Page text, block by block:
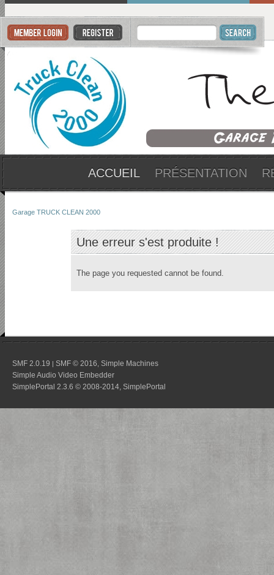
ACCUEIL PRÉSENTATION
Garage TRUCK CLEAN 2000
Une erreur s'est produite !
The page you requested cannot be found.
SMF 2.0.19 | SMF © 2016 Simple Machines
Simple Audio Video Embedder
SimplePortal 2.3.6 © 2008-2014, SimplePortal